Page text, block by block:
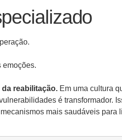
emoções.
reabilitação. Em uma cultura
é transformador.
mais saudáveis para